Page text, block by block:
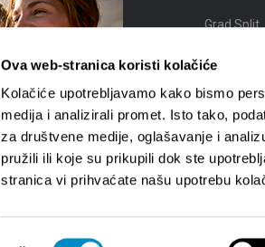
Ova web-stranica koristi kolačiće
Kolačiće upotrebljavamo kako bismo
medija i analizirali promet. Isto tako,
za društvene medije, oglašavanje i
pružili ili koje su prikupili dok ste
stranica vi prihvaćate našu upotrebu
Grad Split
Položaj
Kratka
Znameniti